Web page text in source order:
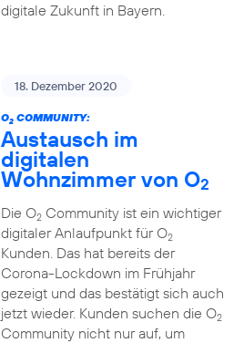
digitale Zukunft in Bayern.
18. Dezember 2020
O2COMMUNITY:
Austausch im
digitalen
Wohnzimmer von O2
Die O2Community ist ein wichtiger
digitaler Anlaufpunkt für O2
Kunden. Das hat bereits der
Corona-Lockdown im Frühjahr
gezeigt und das bestätigt sich auch
jetzt wieder. Kunden suchen die O2
Community nicht nur auf, um